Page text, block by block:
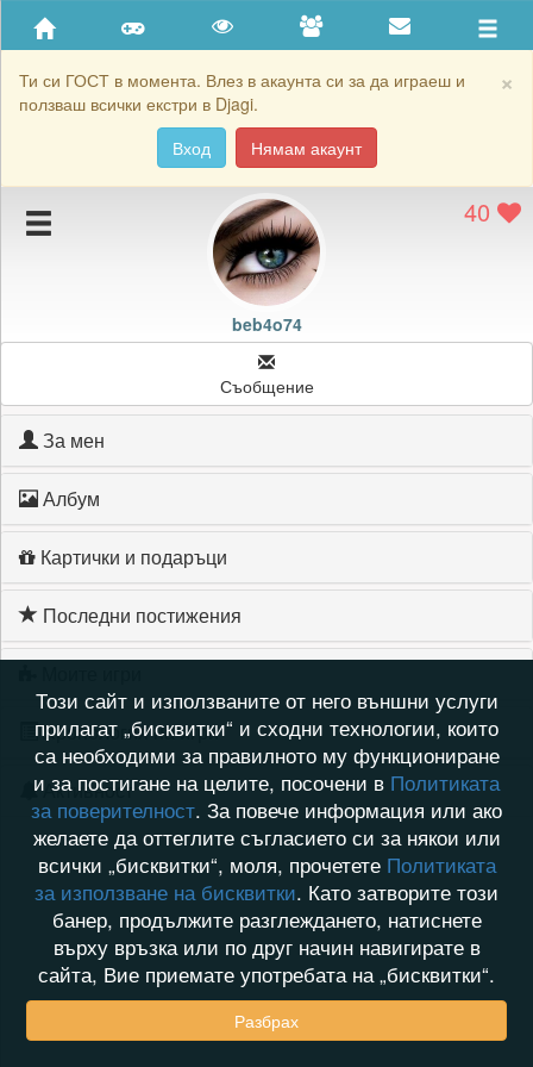
×
Ти си ГОСТ в момента. Влез в акаунта си за да играеш и
ползваш всички екстри в Djagi.
Вход
Нямам акаунт
Приятели
Хронология на игри
Подаръците на beb4o74
Картичките на beb4o74
40
beb4o74
Съобщение
За мен
Албум
Картички и подаръци
Последни постижения
Хронология на игри
Активност
Този сайт и използваните от него външни услуги
прилагат „бисквитки“ и сходни технологии, които
са необходими за правилното му функциониране
и за постигане на целите, посочени в Политиката
за поверителност. За повече информация или ако
желаете да оттеглите съгласието си за някои или
всички „бисквитки“, моля, прочетете Политиката
за използване на бисквитки. Като затворите този
банер, продължите разглеждането, натиснете
върху връзка или по друг начин навигирате в
сайта, Вие приемате употребата на „бисквитки“.
Разбрах